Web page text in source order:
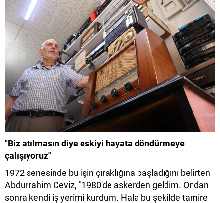
"Biz atılmasın diye eskiyi hayata döndürmeye
çalışıyoruz"
1972 senesinde bu işin çıraklığına başladığını belirten
Abdurrahim Ceviz, "1980'de askerden geldim. Ondan
sonra kendi iş yerimi kurdum. Hala bu şekilde tamire